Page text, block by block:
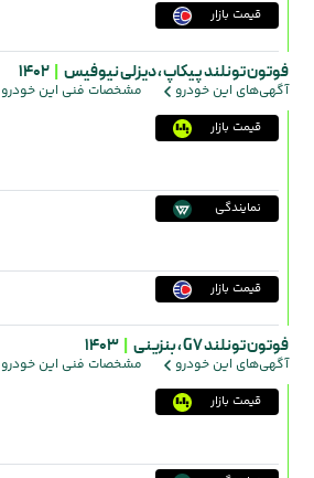
قیمت بازار
فوتون تونلند پیکاپ ،دیزلی نیوفیس 1402
آگهی‌های این خودرو مشخصات فنی این خودرو
قیمت بازار
نمایندگی
قیمت بازار
فوتون تونلند G7 ، بنزینی 1403
آگهی‌های این خودرو مشخصات فنی این خودرو
قیمت بازار